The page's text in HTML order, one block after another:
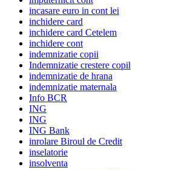
incasare euro in cont lei
inchidere card
inchidere card Cetelem
inchidere cont
indemnizatie copii
Indemnizatie crestere copil
indemnizatie de hrana
indemnizatie maternala
Info BCR
ING
ING
ING Bank
inrolare Biroul de Credit
inselatorie
insolventa